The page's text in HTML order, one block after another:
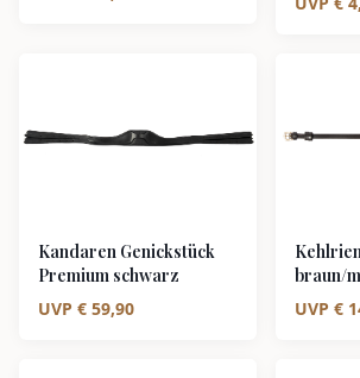
schwarz/silber
Kandaren Genickstück
Premium schwarz
UVP € 59,90
braun/
UVP €